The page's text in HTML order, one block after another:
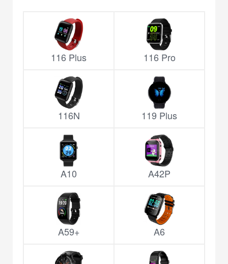
116 Plus 116 Pro
116N 119 Plus
A10 A42P
A59+ A6